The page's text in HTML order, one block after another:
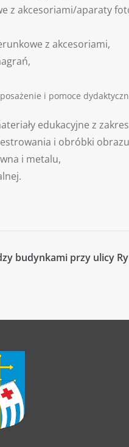
z akcesoriami/aparaty
z akcesoriami,
i pomoce
edukacyjne z
i obróbki
i metalu,
budynkami przy ulicy